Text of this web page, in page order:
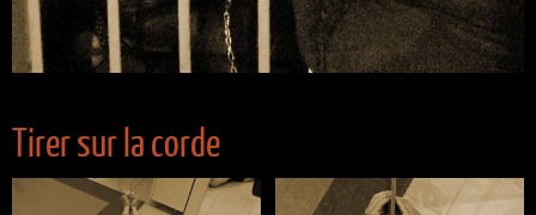
Tirer sur la corde